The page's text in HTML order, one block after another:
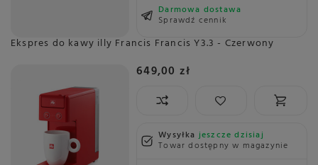
Darmowa dostawa
Sprawdź cennik
Ekspres do kawy illy Francis Francis Y3.3 - Czerwony
649,00 zł
Wysyłkajeszcze dzisiaj
Towar dostępny w magazynie